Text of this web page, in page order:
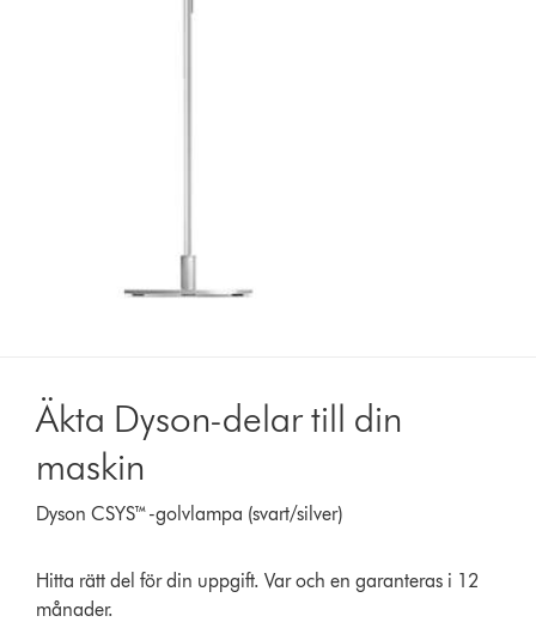
Äkta Dyson-delar till din
maskin
Dyson CSYS™-golvlampa (svart/​silver)
Hitta rätt del för din uppgift. Var och en garanteras i 12
månader.